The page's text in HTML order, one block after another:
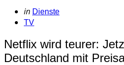
Categories
Posted
in
in Dienste
TV
Netflix wird teurer:
Deutschland mit